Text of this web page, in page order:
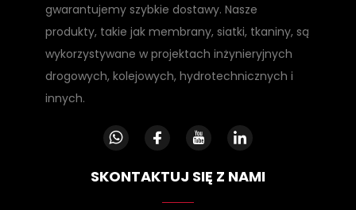
gwarantujemy szybkie dostawy. Nasze
produkty, takie jak membrany, siatki, tkaniny, są
wykorzystywane w projektach inżynieryjnych
drogowych, kolejowych, hydrotechnicznych i
innych.
SKONTAKTUJ SIĘ Z NAMI